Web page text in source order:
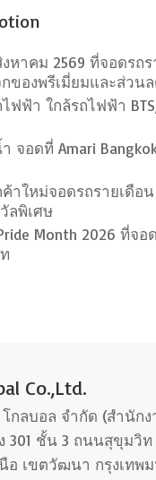
หาคม 2569 ที่จอดรถ
กของพรีเมี่ยมและส่วน
ฟฟ้า ใกล้รถไฟฟ้า BTS,
จอดที่ Amari
าใหม่จอดรถรายเดือน
ลพิเศษ
Month 2026 ที่จอ
Co.,Ltd.
กลบอล จำกัด (สำนัก
301 ชั้น 3 ถนนสุขุมวิท
อ เขตวัฒนา กรุงเทพ